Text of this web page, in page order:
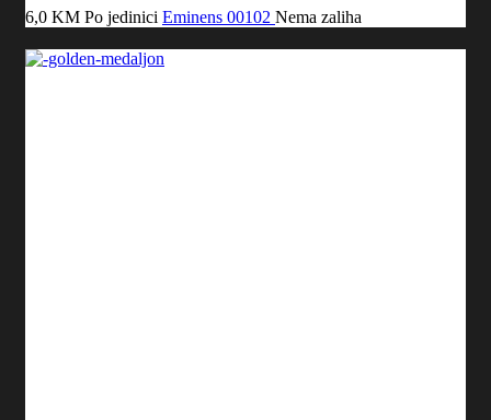
6,0 KM Po jedinici Eminens 00102 Nema zaliha